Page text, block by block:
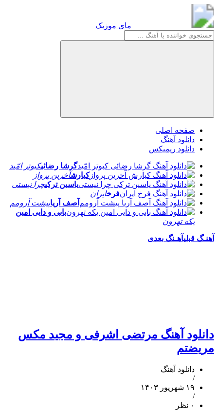
مای موزیک
صفحه اصلی
دانلود آهنگ
دانلود ریمیکس
گرشا رضائیکبوتر امّید
کیارشآخرین پرواز
یاسین ترکیچرا نیستی
فرخایران
آصف آریاپیشت آرومم
بابی و دایی امین
یکه تهرون
آهنـگ قبلیآهـنگ بعدی
دانلود آهنگ مرتضی اشرفی و مجید مکس
مریضتم
دانلود آهنگ
/
۱۹ شهریور ۱۴۰۳
/
۰ نظر